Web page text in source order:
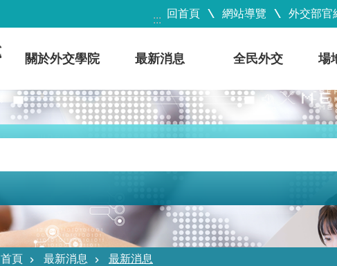
:::
回首頁 網站導覽 外交部官
關於外交學院 最新消息 全民外交 場
首頁 最新消息 最新消息